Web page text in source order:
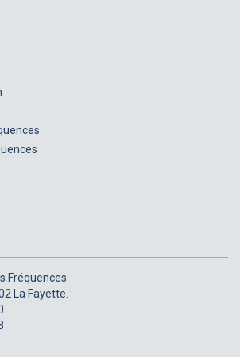
Fréquences
La Fayette.